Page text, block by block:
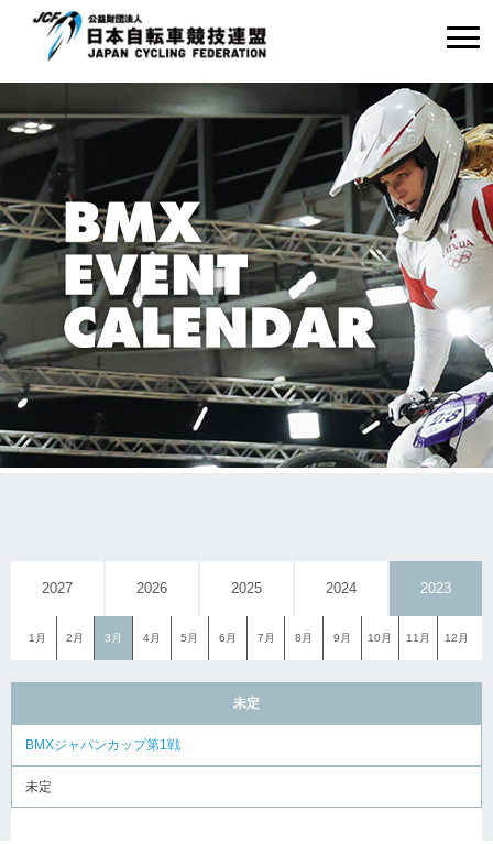
2027 2026 2025 2024 2023
1月 2月 3月 4月 5月 6月 7月 8月 9月 10月 11月 12月
未定
BMXジャパンカップ第1戦
未定